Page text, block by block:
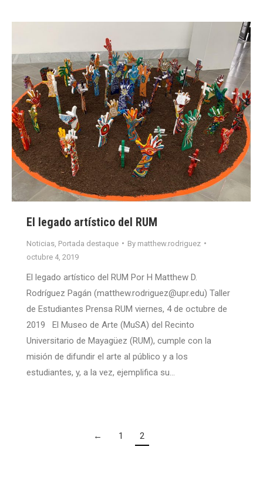
El legado artístico del RUM
Noticias Portada destaque By matthew.rodriguez
octubre 4, 2019
El legado artístico del RUM Por H Matthew D.
Rodríguez Pagán (matthew.rodriguez@upr.edu) Taller
de Estudiantes Prensa RUM viernes, 4 de octubre de
2019 El Museo de Arte (MuSA) del Recinto
Universitario de Mayagüez (RUM), cumple con la
misión de difundir el arte al público y a los
estudiantes, y, a la vez, ejemplifica su…
← 1 2